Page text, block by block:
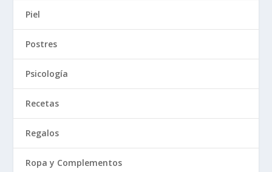
Piel
Postres
Psicología
Recetas
Regalos
Ropa y Complementos